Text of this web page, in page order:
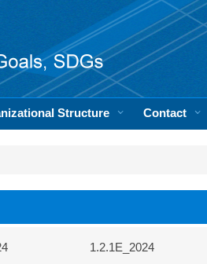
Structure Contact
1.2.1E_2024